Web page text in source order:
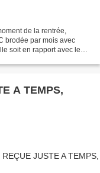
de la rentrée,
brodée par mois avec
soit en rapport avec le